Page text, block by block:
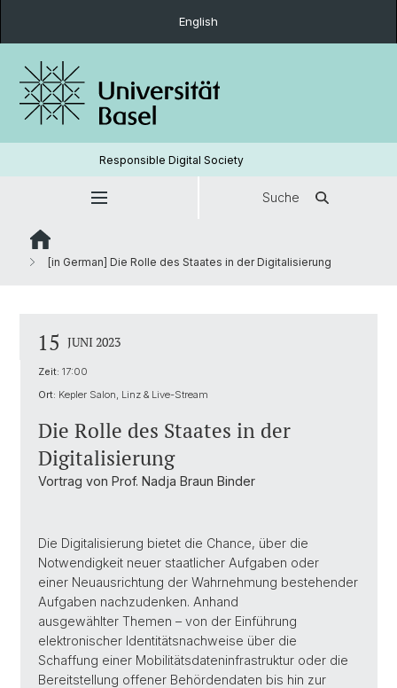
English
Responsible Digital Society
Suche
[in German] Die Rolle des Staates in der Digitalisierung
15 JUNI 2023
Zeit: 17:00
Ort: Kepler Salon, Linz & Live-Stream
Die Rolle des Staates in der
Digitalisierung
Vortrag von Prof. Nadja Braun Binder
Die Digitalisierung bietet die Chance, über die
Notwendigkeit neuer staatlicher Aufgaben oder
einer Neuausrichtung der Wahrnehmung bestehender
Aufgaben nachzudenken. Anhand
ausgewählter Themen – von der Einführung
elektronischer Identitätsnachweise über die
Schaffung einer Mobilitätsdateninfrastruktur oder die
Bereitstellung offener Behördendaten bis hin zur